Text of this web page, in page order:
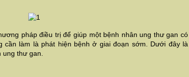
pháp điều trị để giúp một bệnh nhân ung thư gan có
cần làm là phát hiện bệnh ở giai đoạn sớm. Dưới đây là
thư gan.